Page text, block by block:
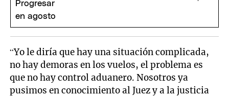
“Yo le diría que hay una situación complicada,
no hay demoras en los vuelos, el problema es
que no hay control aduanero. Nosotros ya
pusimos en conocimiento al Juez y a la justicia